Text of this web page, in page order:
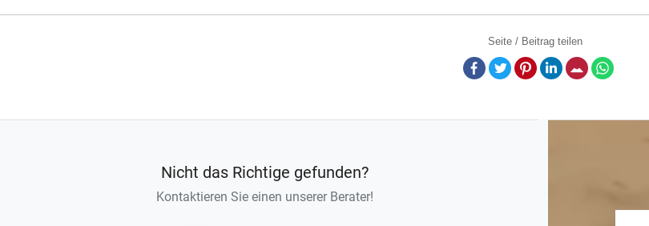
Seite / Beitrag teilen
Facebook
TwitterPinterestLinkedInE-Mail
Nicht das Richtige gefunden?
Kontaktieren Sie einen unserer Berater!